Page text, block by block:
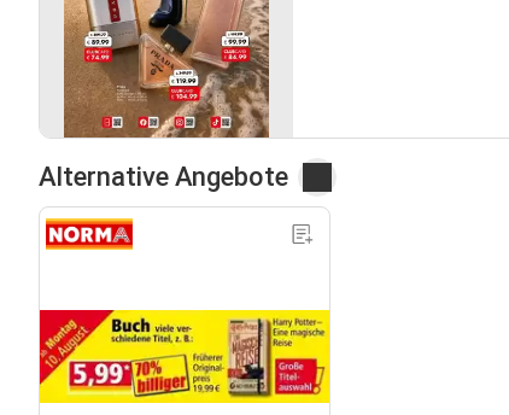
Alternative Angebote